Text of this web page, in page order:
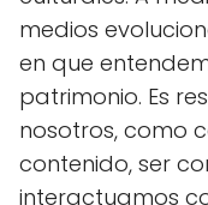
medios
en que
patrimonio. Es
nosotros, como
contenido, ser
interactuamos